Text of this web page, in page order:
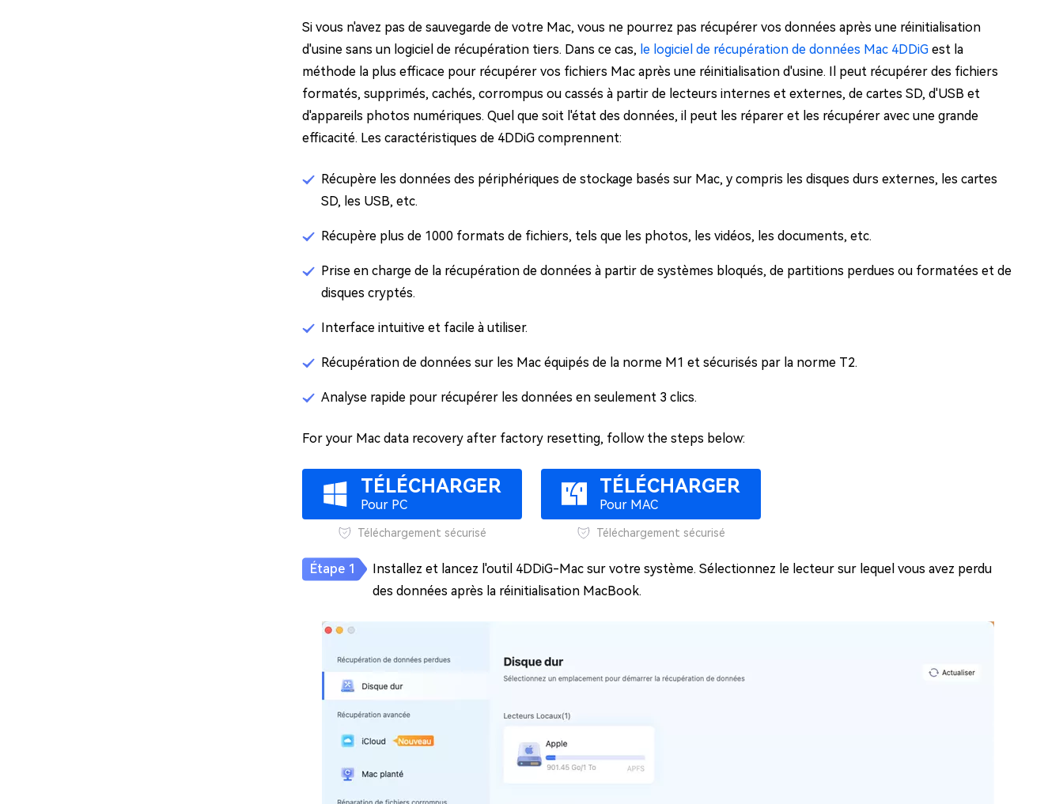
Si vous n'avez pas de sauvegarde de votre Mac, vous ne pourrez pas récupérer vos données après une réinitialisation
d'usine sans un logiciel de récupération tiers. Dans ce cas, le logiciel de récupération de données Mac 4DDiG est la
méthode la plus efficace pour récupérer vos fichiers Mac après une réinitialisation d'usine. Il peut récupérer des fichiers
formatés, supprimés, cachés, corrompus ou cassés à partir de lecteurs internes et externes, de cartes SD, d'USB et
d'appareils photos numériques. Quel que soit l'état des données, il peut les réparer et les récupérer avec une grande
efficacité. Les caractéristiques de 4DDiG comprennent:
Récupère les données des périphériques de stockage basés sur Mac, y compris les disques durs externes, les cartes
SD, les USB, etc.
Récupère plus de 1000 formats de fichiers, tels que les photos, les vidéos, les documents, etc.
Prise en charge de la récupération de données à partir de systèmes bloqués, de partitions perdues ou formatées et de
disques cryptés.
Interface intuitive et facile à utiliser.
Récupération de données sur les Mac équipés de la norme M1 et sécurisés par la norme T2.
Analyse rapide pour récupérer les données en seulement 3 clics.
For your Mac data recovery after factory resetting, follow the steps below:
TÉLÉCHARGER
Pour PC
Téléchargement sécurisé
TÉLÉCHARGER
Pour MAC
Téléchargement sécurisé
Installez et lancez l'outil 4DDiG-Mac sur votre système. Sélectionnez le lecteur sur lequel vous avez perdu
des données après la réinitialisation MacBook.